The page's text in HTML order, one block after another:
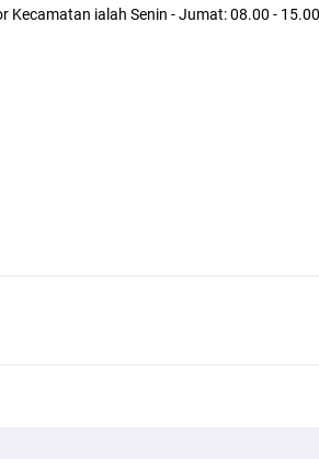
Kecamatan ialah Senin - Jumat: 08.00 -